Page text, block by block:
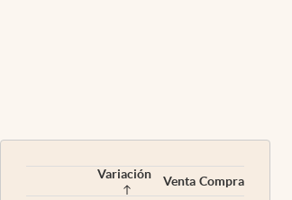
Variación Venta Compra